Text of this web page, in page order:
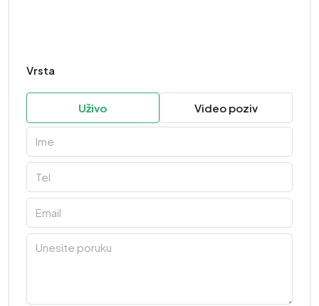
Vrsta
Uživo Video poziv